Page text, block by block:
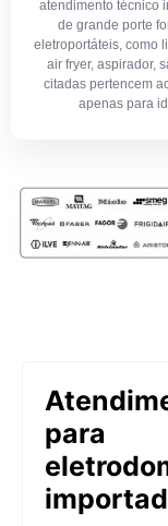
atendimento técnico
de grande porte
eletroportáteis, como
air fryer, aspirador,
citadas pertencem
apenas para
para